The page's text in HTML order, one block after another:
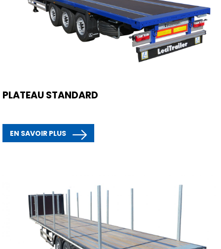
PLATEAU STANDARD
EN SAVOIR PLUS